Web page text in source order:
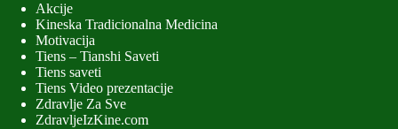
Akcije
Kineska Tradicionalna Medicina
Motivacija
Tiens – Tianshi Saveti
Tiens saveti
Tiens Video prezentacije
Zdravlje Za Sve
ZdravljeIzKine.com